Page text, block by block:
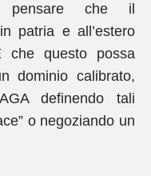
pensare che il
patria e all’estero
che questo possa
dominio calibrato,
definendo tali
o negoziando un